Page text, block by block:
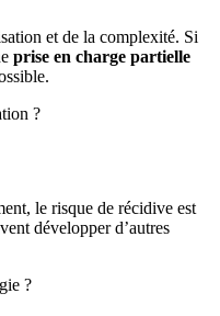
et de la complexité. Si
prise en charge partielle
?
le risque de récidive est
développer d’autres
?